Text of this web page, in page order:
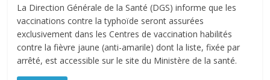
La Direction Générale de la Santé (DGS) informe que les
vaccinations contre la typhoïde seront assurées
exclusivement dans les Centres de vaccination habilités
contre la fièvre jaune (anti-amarile) dont la liste, fixée par
arrêté, est accessible sur le site du Ministère de la santé.